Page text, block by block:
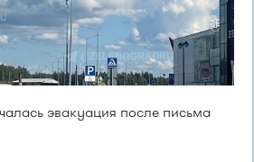
эвакуация после письма